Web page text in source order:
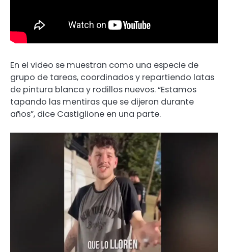
En el video se muestran como una especie de
grupo de tareas, coordinados y repartiendo latas
de pintura blanca y rodillos nuevos. “Estamos
tapando las mentiras que se dijeron durante
años”, dice Castiglione en una parte.